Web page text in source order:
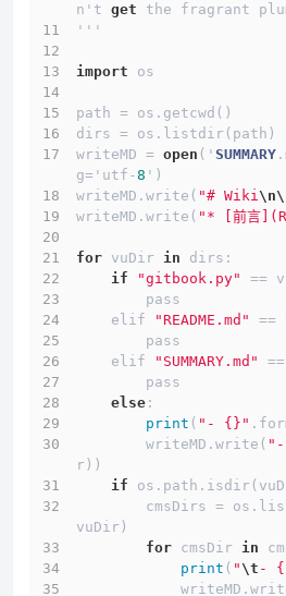
n't get the fragrant
'''
import os
path = os.getcwd()
dirs = os.listdir(path)
writeMD = open (' SUMMARY
g= 'utf -8 ')
writeMD.write( "# Wiki\n
writeMD.write( "* [前言
for vuDir in dirs:
if
"gitbook.py" ==
        pass
    elif
"README.md" ==
        pass
    elif
"SUMMARY.md" ==
        pass
else :
print ( "- {}"
        writeMD.write(
r))
if
        cmsDirs
=
vuDir)
for cmsDir in
print ( " \t -